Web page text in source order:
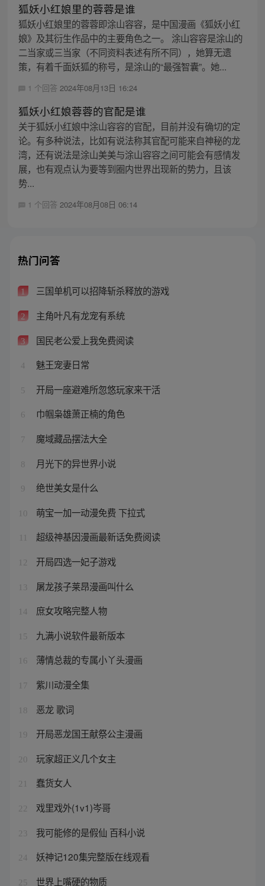
狐妖小红娘里的蓉蓉是谁
狐妖小红娘里的蓉蓉即涂山容容，是中国漫画《狐妖小红
娘》及其衍生作品中的主要角色之一。 涂山容容是涂山的
二当家或三当家（不同资料表述有所不同），她算无遗
策，有着千面妖狐的称号，是涂山的“最强智囊”。她...
1 个回答 2024年08月13日 16:24
狐妖小红娘蓉蓉的官配是谁
关于狐妖小红娘中涂山容容的官配，目前并没有确切的定
论。有多种说法，比如有说法称其官配可能来自神秘的龙
湾，还有说法是涂山美美与涂山容容之间可能会有感情发
展，也有观点认为要等到圈内世界出现新的势力，且该
势...
1 个回答 2024年08月08日 06:14
热门问答
1 三国单机可以招降斩杀释放的游戏
2 主角叶凡有龙宠有系统
3 国民老公爱上我免费阅读
4 魅王宠妻日常
5 开局一座避难所忽悠玩家来干活
6 巾帼枭雄萧正楠的角色
7 魔域藏品摆法大全
8 月光下的异世界小说
9 绝世美女是什么
10 萌宝一加一动漫免费 下拉式
超级神基因漫画最新话免费阅读
12 开局四选一妃子游戏
13 屠龙孩子莱昂漫画叫什么
14 庶女攻略完整人物
15 九满小说软件最新版本
16 薄情总裁的专属小丫头漫画
17 紫川动漫全集
18 恶龙 歌词
19 开局恶龙国王献祭公主漫画
20 玩家超正义几个女主
21 蠢货女人
22 戏里戏外(1v1)岑哥
23 我可能修的是假仙 百科小说
24 妖神记120集完整版在线观看
25 世界上嘴硬的物质